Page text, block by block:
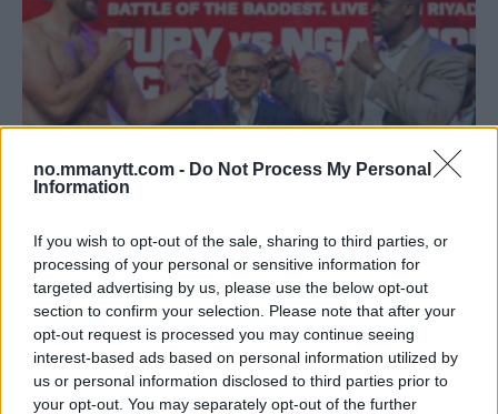
no.mmanytt.com - Do Not Process My Personal
Information
If you wish to opt-out of the sale, sharing to third parties, or
processing of your personal or sensitive information for
targeted advertising by us, please use the below opt-out
section to confirm your selection. Please note that after your
opt-out request is processed you may continue seeing
interest-based ads based on personal information utilized by
us or personal information disclosed to third parties prior to
your opt-out. You may separately opt-out of the further
FRANCIS NGANNOU MOT TYSON FURY: TITENES
SAMMENSTØT
Redaktor 28 October, 2023 10:37